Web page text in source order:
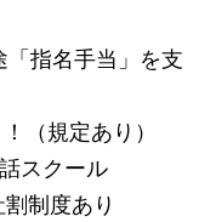
指名手当」を支
（規定あり）
スクール
割制度あり